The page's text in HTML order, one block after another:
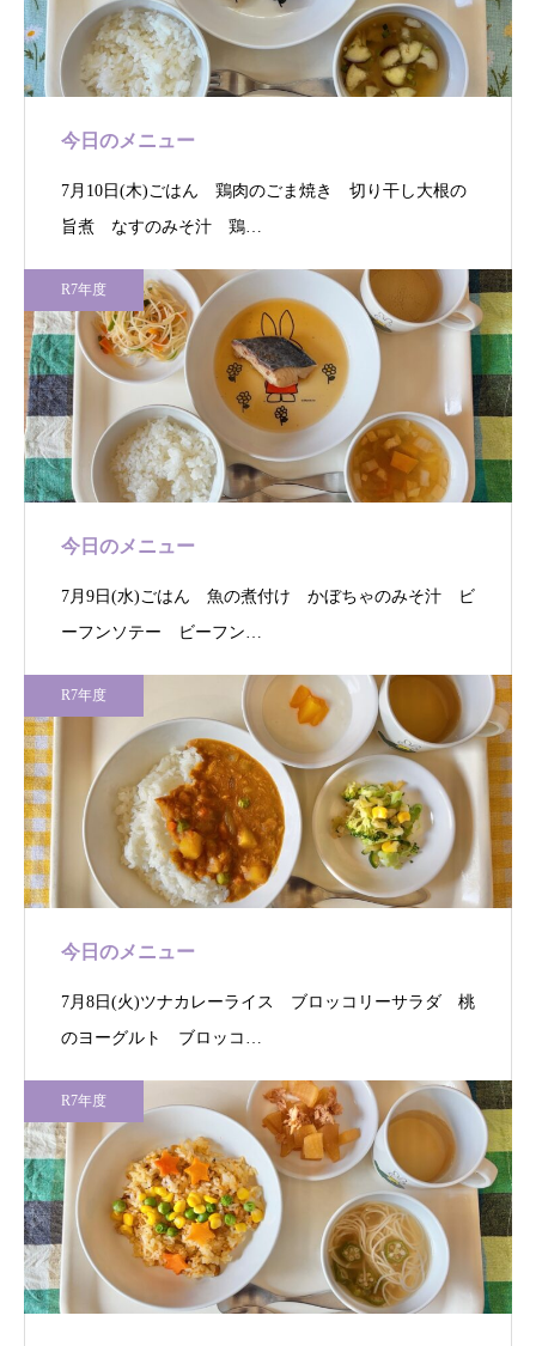
今日のメニュー
7月10日(木)ごはん 鶏肉のごま焼き 切り干し大根の
旨煮 なすのみそ汁 鶏…
R7年度
今日のメニュー
7月9日(水)ごはん 魚の煮付け かぼちゃのみそ汁 ビ
ーフンソテー ビーフン…
R7年度
今日のメニュー
7月8日(火)ツナカレーライス ブロッコリーサラダ 桃
のヨーグルト ブロッコ…
R7年度